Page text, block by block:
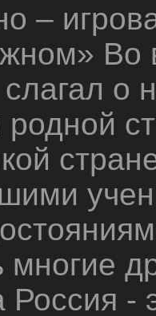
–
о
родной
многие
-